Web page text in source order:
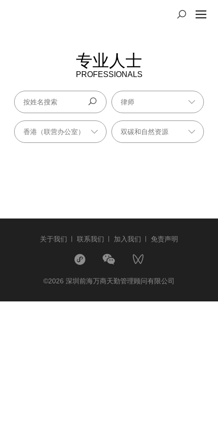
专业人士
PROFESSIONALS
关于我们 联系我们 加入我们 免责声明
©2026 深圳前海万商天勤管理顾问有限公司